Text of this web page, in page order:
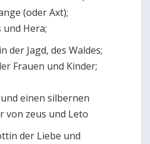
(oder Axt);
und Hera;
der Jagd, des Waldes;
Frauen und Kinder;
einen silbernen
von zeus und Leto
der Liebe und